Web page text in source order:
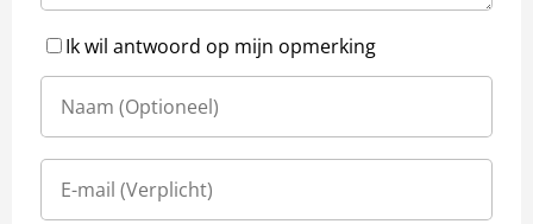
Ik wil antwoord op mijn opmerking